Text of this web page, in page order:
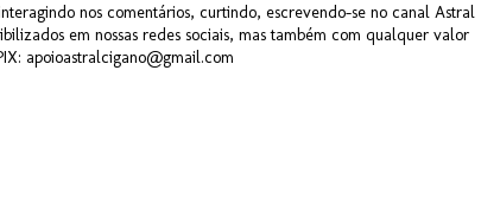
nos comentários, curtindo, escrevendo-se no canal Astral
em nossas redes sociais, mas também com qualquer valor
apoioastralcigano@gmail.com